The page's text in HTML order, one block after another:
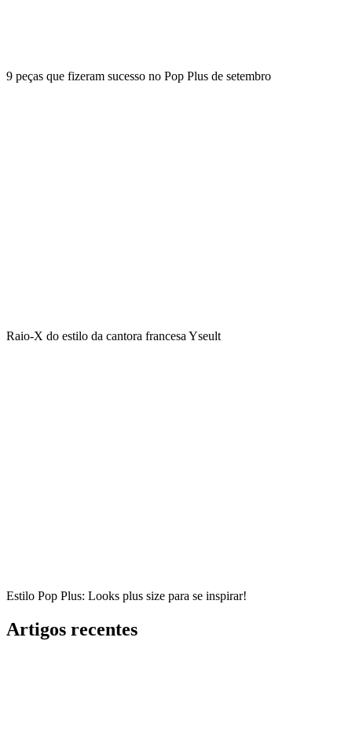
9 peças que fizeram sucesso no Pop Plus de setembro
Raio-X do estilo da cantora francesa Yseult
Estilo Pop Plus: Looks plus size para se inspirar!
Artigos recentes